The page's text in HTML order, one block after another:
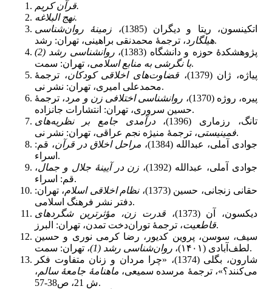
قرآن کریم.
نهج‌ البلاغه.
اتکینسون، ریتا و دیگران (1385)،
زمینۀ روان‌شناسی
هیلگارد، ترجمۀ محمدنقی براهینی، تهران: رشد.
پژوهشکدۀ حوزه و دانشگاه (1383)،
روانشناسی رشد (2)
با نگرشی به منابع اسلامی، تهران: سمت.
پیاژه، ژان (1379)،
قضاوت‌های اخلاقی کودکان، ترجمۀ
محمدعلی امیری، تهران: نشر نی.
پیره، روژه (1370)،
روانشناسی اختلافی زن و مرد، ترجمۀ
حسین سروری، تهران: انتشارات جانزاده.
تانگ، رزماری (1396)،
درآمدی جامع بر نظریه‌های
فمینیستی، ترجمۀ منیژه نجم عراقی، تهران: نشر نی.
جوادی آملی، عبدالله (1384)،
مراحل اخلاق در قرآن، قم:
اسراء.
جوادی آملی، عبدالله (1392)،
زن در آیینۀ جلال و جمال،
قم: اسراء.
حقانی زنجانی، حسین (1373)،
نظام اخلاقی اسلام، تهران:
دفتر نشر فرهنگ اسلامی.
دیکسون، آن (1373)،
قدرت زن، مؤثرترین شگردهای
قاطعیت، ترجمۀ توران‌دخت تمدن، تهران: البرز.
سیف، سوسن، پروین کدیور، رضا کرمی نوری و حسین
لطف‌آبادی (۱۴۰۱)،
روان‌شناسی رشد (1)
، تهران: سمت.
شارون، بگلی (1374)، «چرا مردان و زنان متفاوت فکر
می‌کنند؟»، ترجمۀ مرسده سمیعی، ماهنامۀ جامعۀ سالم،
ش 21، ص38-57.